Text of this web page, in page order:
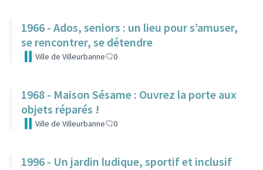
1966 - Ados, seniors : un lieu pour s’amuser,
se rencontrer, se détendre
Ville de Villeurbanne 0
1968 - Maison Sésame : Ouvrez la porte aux
objets réparés !
Ville de Villeurbanne 0
1996 - Un jardin ludique, sportif et inclusif